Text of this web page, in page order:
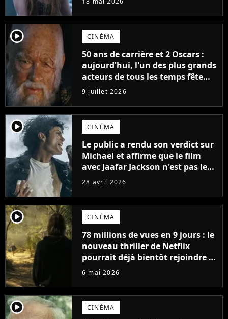
player2 CINÉMA
50 ans de carrière et 2 Oscars :
aujourd'hui, l'un des plus grands
acteurs de tous les temps fête
ses 70 ans
9 juillet 2026
player2 CINÉMA
Le public a rendu son verdict sur
Michael et affirme que le film
avec Jaafar Jackson n'est pas le
meilleur biopic musical de 2026.
28 avril 2026
player2 CINÉMA
78 millions de vues en 9 jours : le
nouveau thriller de Netflix
pourrait déjà bientôt rejoindre le
top 10 des films les plus vus de
6 mai 2026
player2 CINÉMA